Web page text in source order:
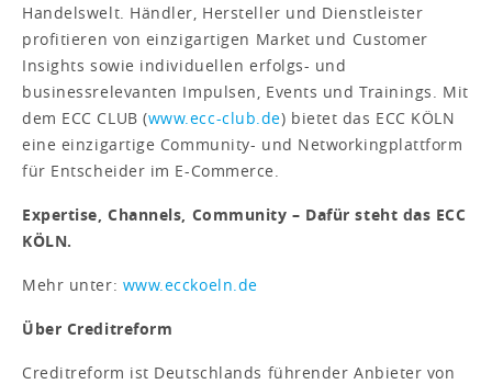
Handelswelt. Händler, Hersteller und Dienstleister
profitieren von einzigartigen Market und Customer
Insights sowie individuellen erfolgs- und
businessrelevanten Impulsen, Events und Trainings. Mit
dem ECC CLUB (www.ecc-club.de) bietet das ECC KÖLN
eine einzigartige Community- und Networkingplattform
für Entscheider im E-Commerce.
Expertise, Channels, Community – Dafür steht das ECC
KÖLN.
Mehr unter: www.ecckoeln.de
Über Creditreform
Creditreform ist Deutschlands führender Anbieter von